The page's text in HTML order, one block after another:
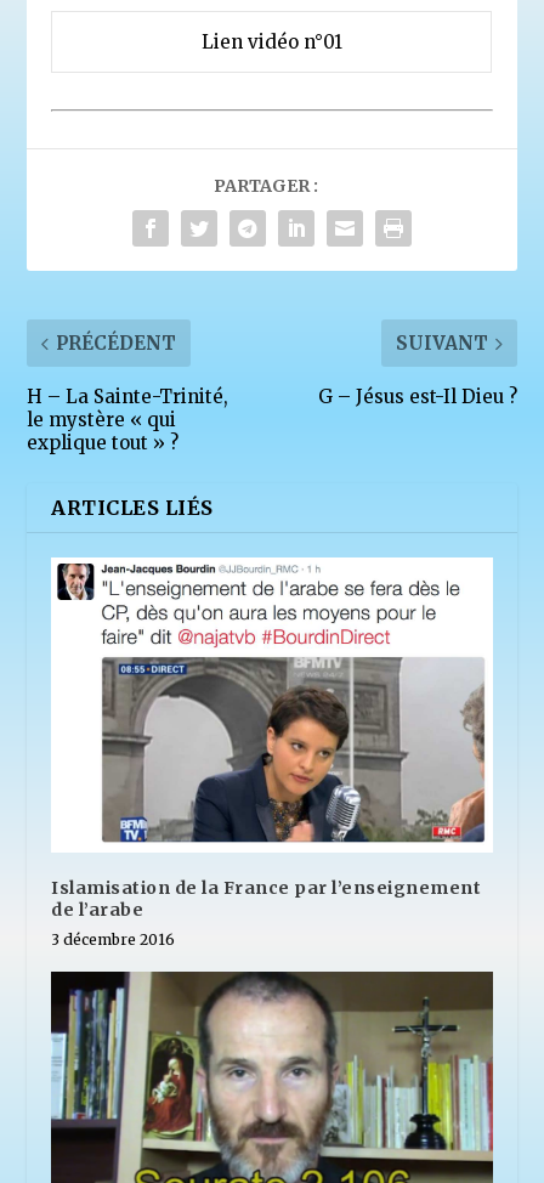
Lien vidéo n°01
PARTAGER :
PRÉCÉDENT
H – La Sainte-Trinité,
le mystère « qui
explique tout » ?
SUIVANT
G – Jésus est-Il Dieu ?
ARTICLES LIÉS
Islamisation de la France par l’enseignement
de l’arabe
3 décembre 2016